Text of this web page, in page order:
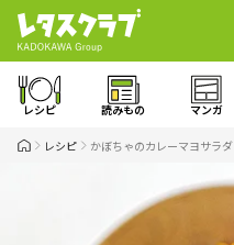
レシピ 読みもの マンガ
レシピ かぼちゃのカレーマヨサラダ